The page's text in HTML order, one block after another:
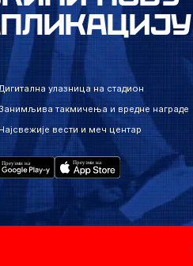
улазница на стадион
Занимљива такмичења и вредне награде
Најсвежије вести и меч центар